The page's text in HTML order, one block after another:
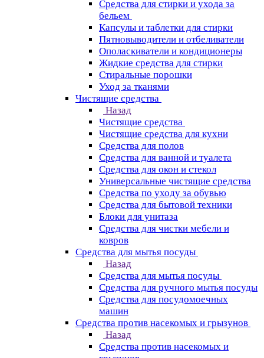
Средства для стирки и ухода за
бельем
Капсулы и таблетки для стирки
Пятновыводители и отбеливатели
Ополаскиватели и кондиционеры
Жидкие средства для стирки
Стиральные порошки
Уход за тканями
Чистящие средства
Назад
Чистящие средства
Чистящие средства для кухни
Средства для полов
Средства для ванной и туалета
Средства для окон и стекол
Универсальные чистящие средства
Средства по уходу за обувью
Средства для бытовой техники
Блоки для унитаза
Средства для чистки мебели и
ковров
Средства для мытья посуды
Назад
Средства для мытья посуды
Средства для ручного мытья посуды
Средства для посудомоечных
машин
Средства против насекомых и грызунов
Назад
Средства против насекомых и